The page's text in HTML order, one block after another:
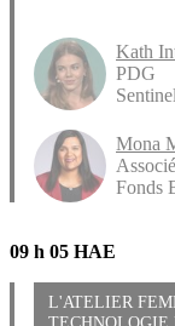
Kath
PDG
Mona
Fonds
09 h 05 HAE
L'ATELIER